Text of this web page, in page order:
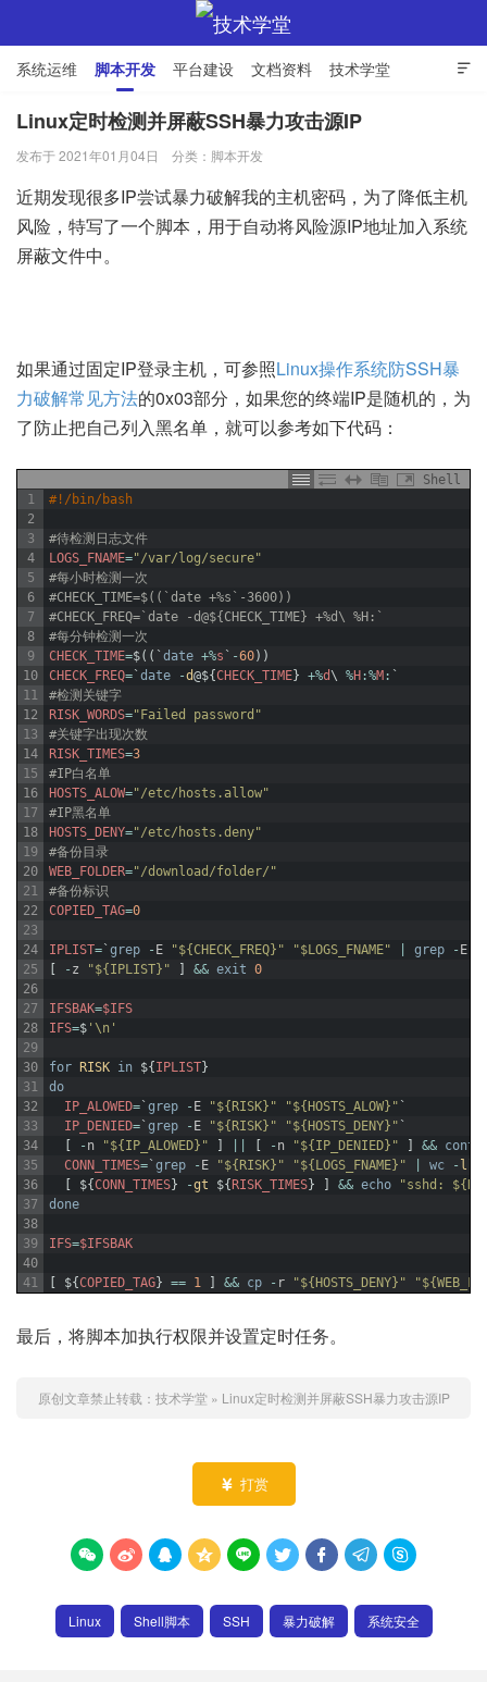

系统运维 脚本开发 平台建设 文档资料 技术学堂
Linux定时检测并屏蔽SSH暴力攻击源IP
发布于 2021年01月04日 分类： 脚本开发
近期发现很多IP尝试暴力破解我的主机密码，为了降低主机
风险，特写了一个脚本，用于自动将风险源IP地址加入系统
屏蔽文件中。
如果通过固定IP登录主机，可参照Linux操作系统防SSH暴
力破解常见方法的0x03部分，如果您的终端IP是随机的，为
了防止把自己列入黑名单，就可以参考如下代码：
Shell
1
2
3
4
5
6
7
8
9
10
11
12
13
14
15
16
17
18
19
20
21
22
23
24
25
26
27
28
29
30
31
32
33
34
35
36
37
38
39
40
41
#!/bin/bash
#待检测日志文件
LOGS_FNAME="/var/log/secure"
#每小时检测一次
#CHECK_TIME=$((`date +%s`-3600))
#CHECK_FREQ=`date -d@${CHECK_TIME} +%d\ %H:`
#每分钟检测一次
CHECK_TIME=$( ( ` date +%s ` -60) )
CHECK_FREQ= ` date -d@${CHECK_TIME} +%d\ %H :%M : `
#检测关键字
RISK_WORDS="Failed password"
#关键字出现次数
RISK_TIMES=3
#IP白名单
HOSTS_ALOW="/etc/hosts.allow"
#IP黑名单
HOSTS_DENY="/etc/hosts.deny"
#备份目录
WEB_FOLDER="/download/folder/"
#备份标识
COPIED_TAG=0
IPLIST= ` grep - E "${CHECK_FREQ}" "$LOGS_FNAME" grep - E
- z "${IPLIST}" && exit 0
IFSBAK=$IFS
IFS=$ '\n'
for RISK in ${ IPLIST}
do
IP_ALOWED= ` grep - E "${RISK}" "${HOSTS_ALOW}" `
IP_DENIED= ` grep - E "${RISK}" "${HOSTS_DENY}" `
-n "${IP_ALOWED}" -n "${IP_DENIED}" &&
CONN_TIMES= ` grep - E "${RISK}" "${LOGS_FNAME}" wc - l
${CONN_TIMES} -gt ${ RISK_TIMES} && echo
"sshd:
done
IFS=$IFSBAK
${COPIED_TAG} == 1 && cp - r "${HOSTS_DENY}"
最后，将脚本加执行权限并设置定时任务。
原创文章禁止转载： 技术学堂» Linux定时检测并屏蔽SSH暴力攻击源IP
 打赏
        
Linux Shell脚本 SSH 暴力破解 系统安全